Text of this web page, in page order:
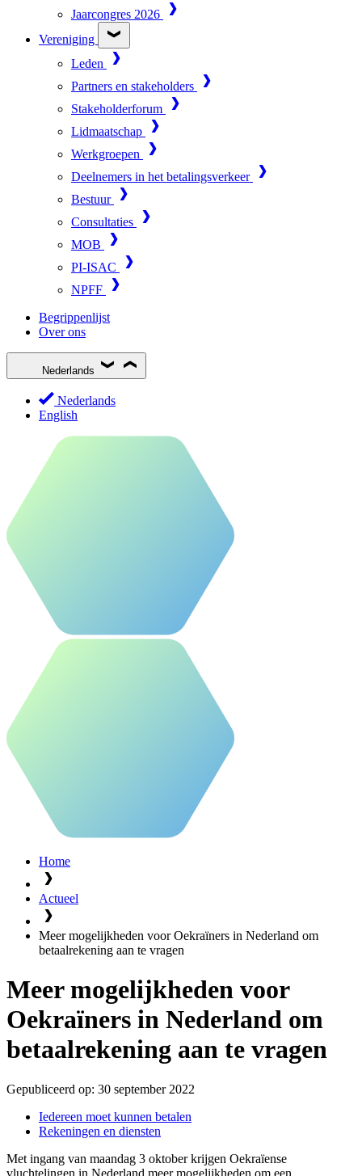
Jaarcongres 2026
Vereniging
Leden
Partners en stakeholders
Stakeholderforum
Lidmaatschap
Werkgroepen
Deelnemers in het betalingsverkeer
Bestuur
Consultaties
MOB
PI-ISAC
NPFF
Begrippenlijst
Over ons
Nederlands
Nederlands
English
Home
Actueel
Meer mogelijkheden voor Oekraïners in Nederland om
betaalrekening aan te vragen
Meer mogelijkheden voor
Oekraïners in Nederland om
betaalrekening aan te vragen
Gepubliceerd op: 30 september 2022
Iedereen moet kunnen betalen
Rekeningen en diensten
Met ingang van maandag 3 oktober krijgen Oekraïense
vluchtelingen in Nederland meer mogelijkheden om een